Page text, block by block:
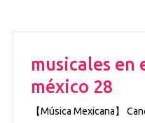
musicales en
méxico 28
【Música Mexicana】